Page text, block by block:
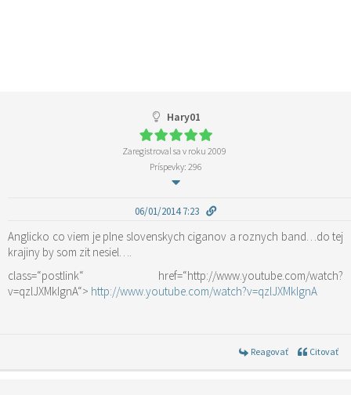
Hary01
Zaregistroval sa v roku 2009
Príspevky: 296
06/01/2014 7:23
Anglicko co viem je plne slovenskych ciganov a roznych band…do tej
krajiny by som zit nesiel….
class=“postlink“ href=“http://www.youtube.com/watch?
v=qzlJXMkIgnA“> http://www.youtube.com/watch?v=qzlJXMkIgnA
Reagovať Citovať